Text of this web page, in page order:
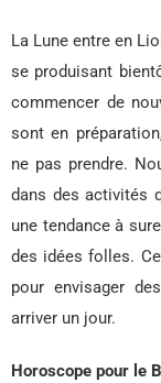
La Lune entre en
se produisant
commencer de
sont en
ne pas prendre.
dans des activités
une tendance à
des idées folles.
pour envisager
arriver un jour.
Horoscope pour le